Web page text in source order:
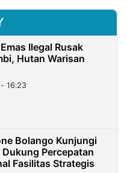
Ilegal Rusak
Hutan Warisan
16:23
Bolango Kunjungi
Dukung Percepatan
Fasilitas Strategis